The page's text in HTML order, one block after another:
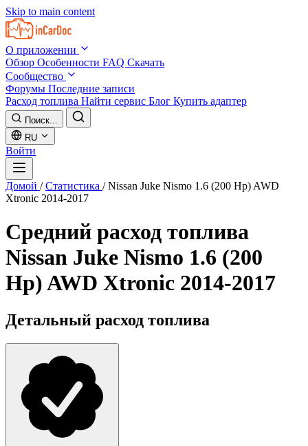
Skip to main content
О приложении
Обзор Особенности FAQ Скачать
Сообщество
Форумы Последние записи
Расход топлива Найти сервис Блог Купить адаптер
Поиск...
RU
Войти
Домой / Статистика / Nissan Juke Nismo 1.6 (200 Hp) AWD
Xtronic 2014-2017
Средний расход топлива
Nissan Juke Nismo 1.6 (200
Hp) AWD Xtronic 2014-2017
Детальный расход топлива